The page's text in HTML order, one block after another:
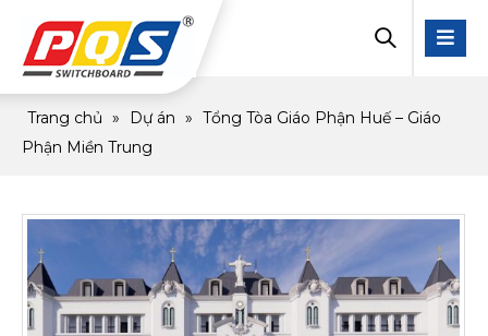
Trang chủ » Dự án » Tổng Tòa Giáo Phận Huế – Giáo
Phận Miền Trung